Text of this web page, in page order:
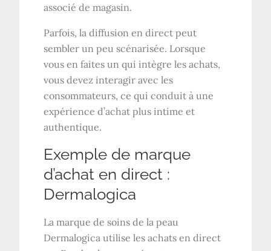
associé de magasin.
Parfois, la diffusion en direct peut
sembler un peu scénarisée. Lorsque
vous en faites un qui intègre les achats,
vous devez interagir avec les
consommateurs, ce qui conduit à une
expérience d’achat plus intime et
authentique.
Exemple de marque
d’achat en direct :
Dermalogica
La marque de soins de la peau
Dermalogica utilise les achats en direct